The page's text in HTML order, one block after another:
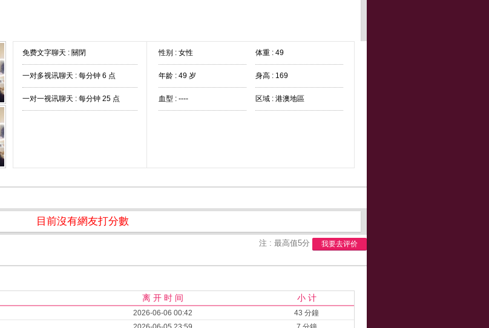
免费文字聊天 : 關閉
一对多视讯聊天 : 每分钟 6 点
一对一视讯聊天 : 每分钟 25 点
性别 : 女性 体重 : 49
年龄 : 49 岁 身高 : 169
血型 : ---- 区域 : 港澳地區
目前沒有網友打分數
注 : 最高值5分 我要去评价
离 开 时 间 小 计
2026-06-06 00:42
43 分鐘